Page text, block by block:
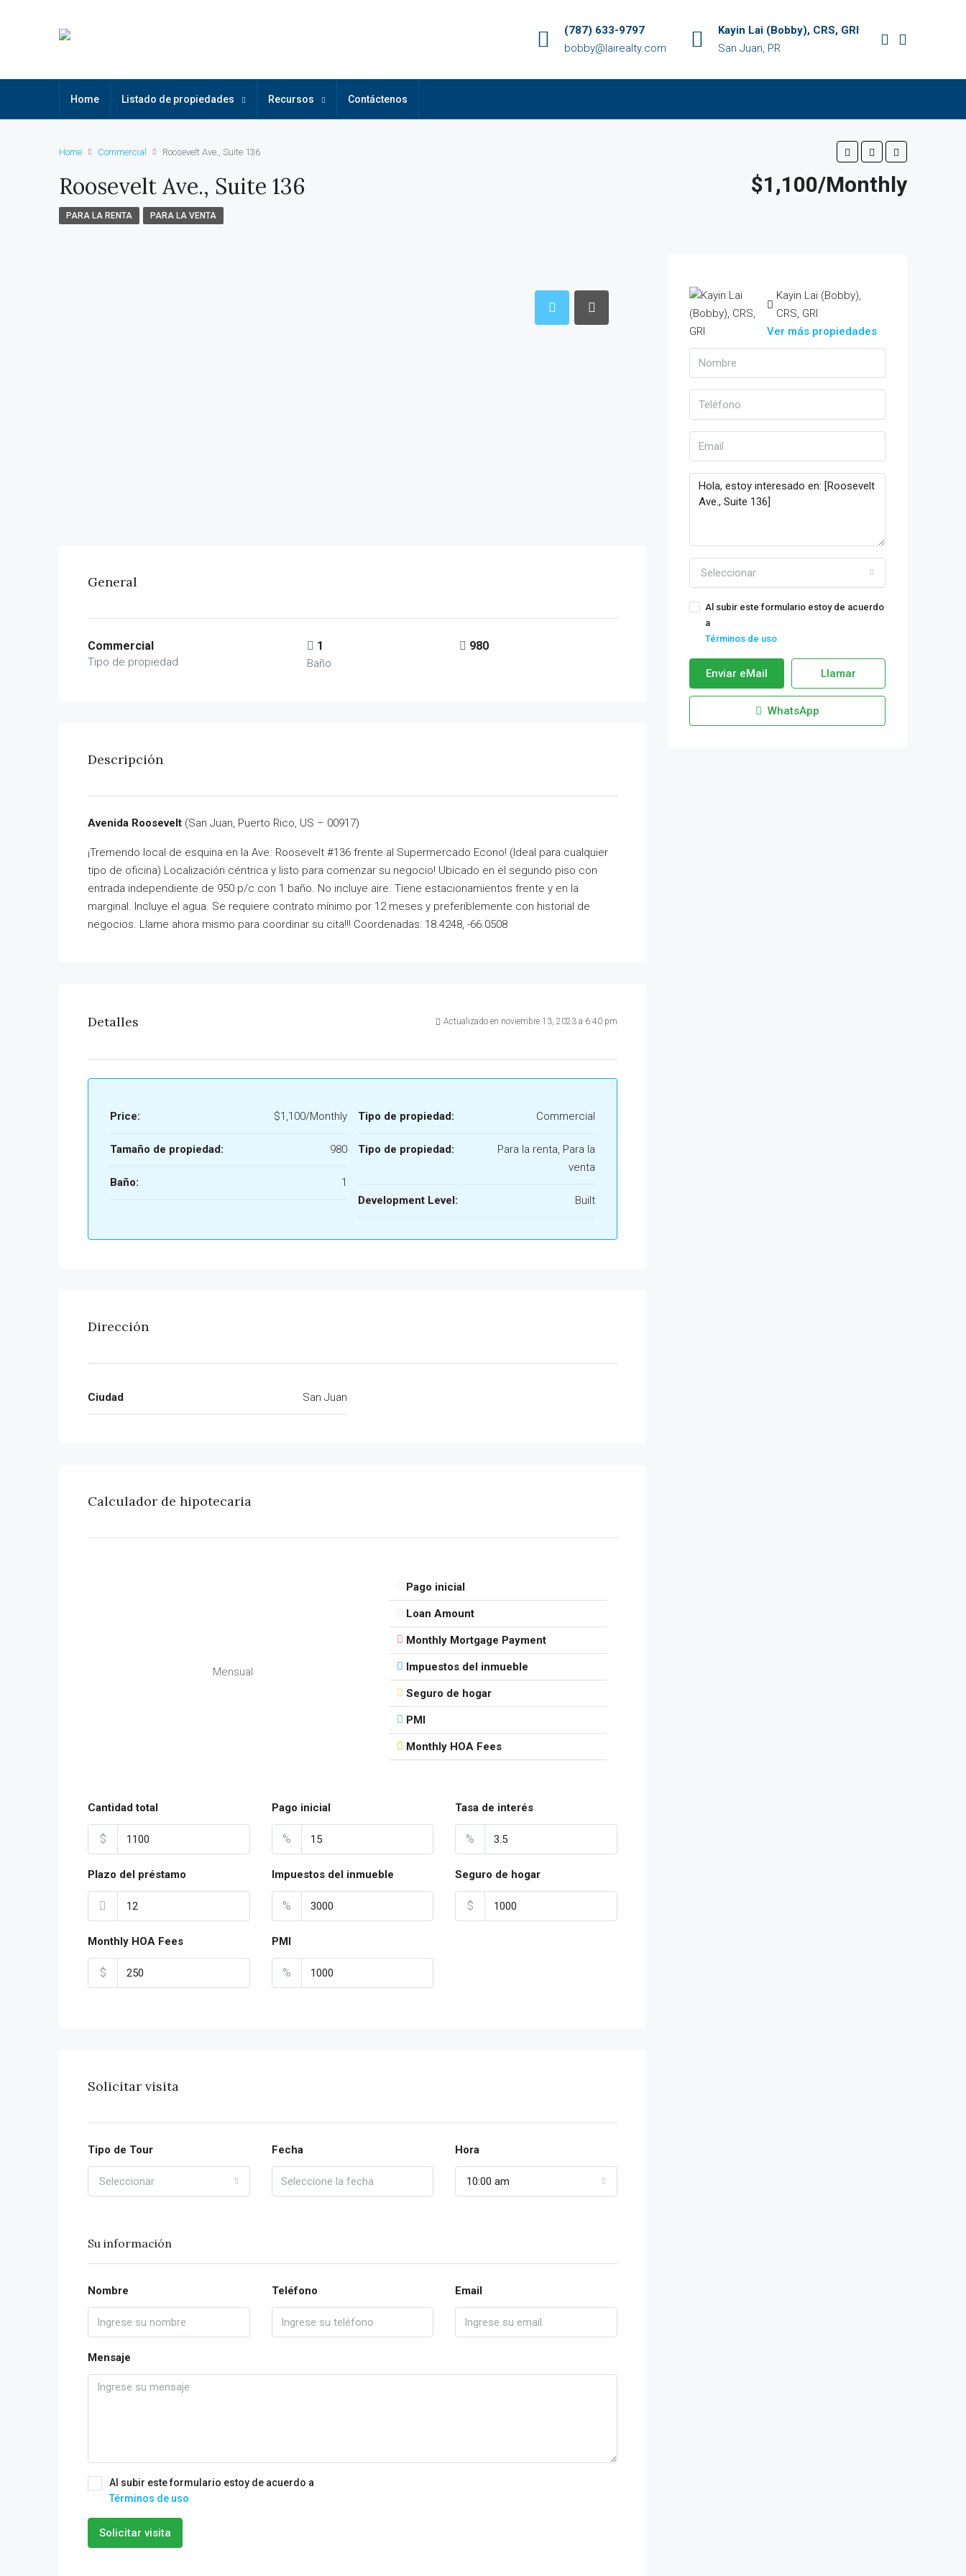
(787) 633-9797
bobby@lairealty.com
Kayin Lai (Bobby), CRS, GRI
San Juan, PR
Home Listado de propiedades Recursos Contáctenos
Home Commercial Roosevelt Ave., Suite 136
Roosevelt Ave., Suite 136 $1,100/Monthly
PARA LA RENTA PARA LA VENTA
General
Commercial
Tipo de propiedad
1
Baño
980
Descripción
Avenida Roosevelt (San Juan, Puerto Rico, US – 00917)
¡Tremendo local de esquina en la Ave. Roosevelt #136 frente al Supermercado Econo! (Ideal para cualquier
tipo de oficina) Localización céntrica y listo para comenzar su negocio! Ubicado en el segundo piso con
entrada independiente de 950 p/c con 1 baño. No incluye aire. Tiene estacionamientos frente y en la
marginal. Incluye el agua. Se requiere contrato mínimo por 12 meses y preferiblemente con historial de
negocios. Llame ahora mismo para coordinar su cita!!! Coordenadas: 18.4248, -66.0508
Detalles Actualizado en noviembre 13, 2023 a 6:40 pm
Price: $1,100/Monthly
Tamaño de propiedad: 980
Baño: 1
Tipo de propiedad: Commercial
Tipo de propiedad:
Para la renta, Para la
venta
Development Level: Built
Dirección
Ciudad San Juan
Calculador de hipotecaria
Mensual
Pago inicial
Loan Amount
Monthly Mortgage Payment
Impuestos del inmueble
Seguro de hogar
PMI
Monthly HOA Fees
Cantidad total
$
Pago inicial
%
Tasa de interés
%
Plazo del préstamo Impuestos del inmueble
%
Seguro de hogar
$
Monthly HOA Fees
$
PMI
%
Solicitar visita
Tipo de Tour
Seleccionar
Fecha Hora
10:00 am
Su información
Nombre Teléfono Email
Mensaje
Al subir este formulario estoy de acuerdo a
Términos de uso
Solicitar visita
Kayin Lai (Bobby),
CRS, GRI
Ver más propiedades
Seleccionar
Al subir este formulario estoy de acuerdo
a
Términos de uso
Enviar eMail Llamar
WhatsApp